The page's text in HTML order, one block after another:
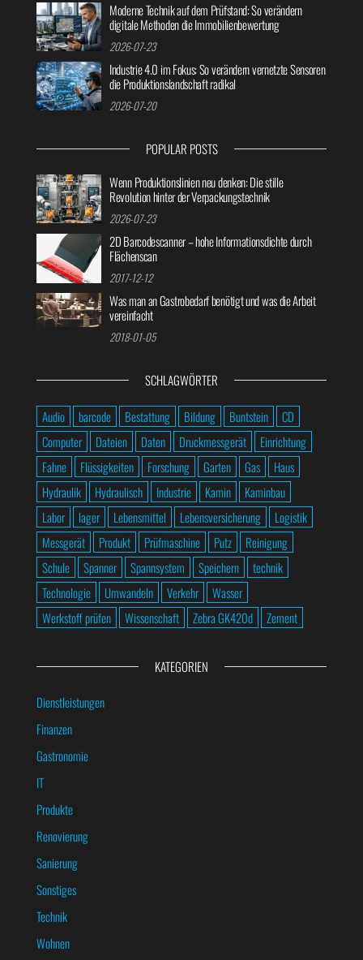
Moderne Technik auf dem Prüfstand: So verändern
digitale Methoden die Immobilienbewertung
2026-07-23
Industrie 4.0 im Fokus: So verändern vernetzte Sensoren
die Produktionslandschaft radikal
2026-07-20
POPULAR POSTS
Wenn Produktionslinien neu denken: Die stille
Revolution hinter der Verpackungstechnik
2026-07-23
2D Barcodescanner – hohe Informationsdichte durch
Flächenscan
2017-12-12
Was man an Gastrobedarf benötigt und was die Arbeit
vereinfacht
2018-01-05
SCHLAGWÖRTER
Audio barcode Bestattung Bildung Buntstein
CD
Computer
Dateien Daten Druckmessgerät
Einrichtung
Fahne
Flüssigkeiten Forschung Garten Gas
Haus
Hydraulik
Hydraulisch Industrie Kamin
Kaminbau
Labor
lager Lebensmittel Lebensversicherung
Logistik
Messgerät
Produkt Prüfmaschine Putz
Reinigung
Schule
Spanner Spannsystem Speichern
technik
Technologie
Umwandeln Verkehr
Wasser
Werkstoff prüfen
Wissenschaft Zebra GK420d Zement
KATEGORIEN
Dienstleistungen
Finanzen
Gastronomie
IT
Produkte
Renovierung
Sanierung
Sonstiges
Technik
Wohnen